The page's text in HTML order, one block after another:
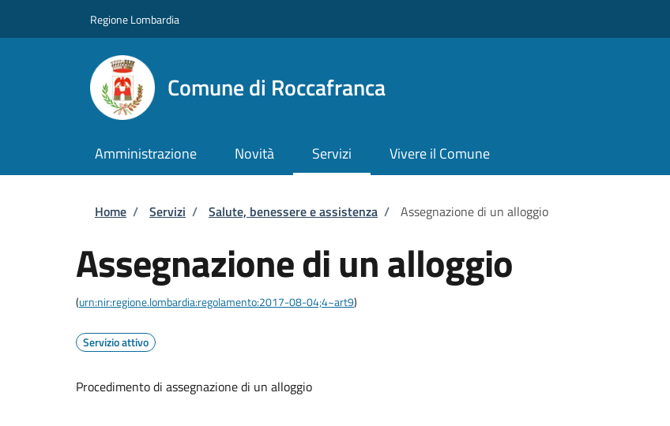
Regione Lombardia
Comune di Roccafranca
Amministrazione Novità Servizi Vivere il Comune
Briciole di pane
Home / Servizi / Salute, benessere e assistenza / Assegnazione di un alloggio
Assegnazione di un alloggio
(urn:nir:regione.lombardia:regolamento:2017-08-04;4~art9)
Servizio attivo
Procedimento di assegnazione di un alloggio